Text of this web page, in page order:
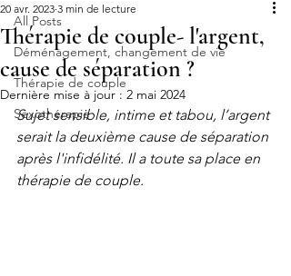
All Posts
Déménagement, changement de vie
Thérapie de couple
Sexothérapie
Thérapie de couple- l'argent,
cause de séparation ?
20 avr. 2023 3 min de lecture
Dernière mise à jour : 2 mai 2024
Sujet sensible, intime et tabou, l’argent
serait la deuxième cause de séparation
après l'infidélité. Il a toute sa place en
thérapie de couple.